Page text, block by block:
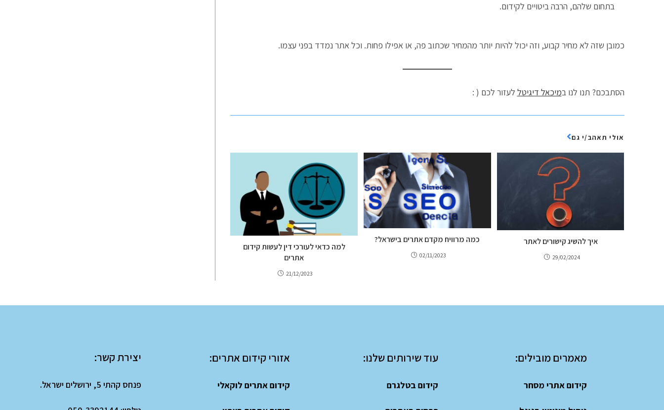
בתחום שלהם, הרבה ביטויים לקידום.
כמובן שזה לא מחיר קבוע, וזה יכול להיות יותר מהמחיר שכתוב פה, או אפילו פחות. וכל אתר נמדד בפני עצמו.
הסתבכם? תנו לנו במיכאל דיגיטל לעזור לכם ( :
אולי תאהב/י גם
למה כדאי לעורכי דין לעשות קידום
אתרים
21/12/2023
כמה מרוויח מקדם אתרים בישראל?
02/11/2023
איך להשיג קישורים לאתר
29/02/2024
מאמרים מובילים:
קידום אתרי מסחר
עוד שירותים שלנו:
קידום בטלגרם
אזורי קידום אתרים:
קידום אתרים לוקאלי
יצירת קשר:
פנחס קהתי 5, ירושלים ישראל.